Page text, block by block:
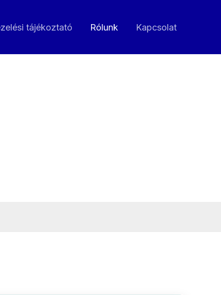
tájékoztató Rólunk Kapcsolat